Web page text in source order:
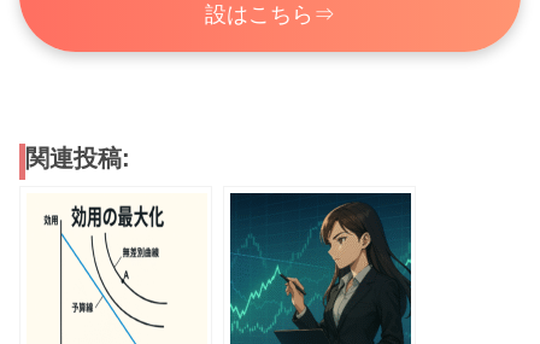
設はこちら⇒
関連投稿: